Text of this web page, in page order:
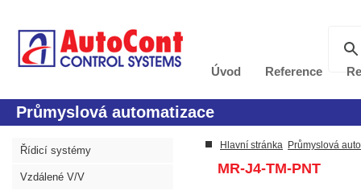
Úvod Reference
Průmyslová automatizace
Řídicí systémy
Vzdálené V/V
Hlavní stránka Průmyslová
MR-J4-TM-PNT